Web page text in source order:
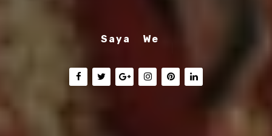
Saya
Desi